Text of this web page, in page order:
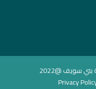
سويف @2022
Privacy